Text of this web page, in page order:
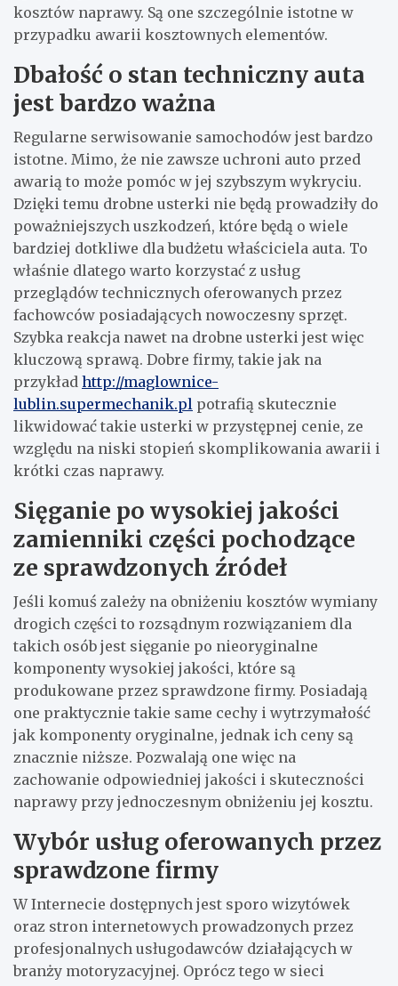
kosztów naprawy. Są one szczególnie istotne w
przypadku awarii kosztownych elementów.
Dbałość o stan techniczny auta
jest bardzo ważna
Regularne serwisowanie samochodów jest bardzo
istotne. Mimo, że nie zawsze uchroni auto przed
awarią to może pomóc w jej szybszym wykryciu.
Dzięki temu drobne usterki nie będą prowadziły do
poważniejszych uszkodzeń, które będą o wiele
bardziej dotkliwe dla budżetu właściciela auta. To
właśnie dlatego warto korzystać z usług
przeglądów technicznych oferowanych przez
fachowców posiadających nowoczesny sprzęt.
Szybka reakcja nawet na drobne usterki jest więc
kluczową sprawą. Dobre firmy, takie jak na
przykład http://maglownice-
lublin.supermechanik.pl potrafią skutecznie
likwidować takie usterki w przystępnej cenie, ze
względu na niski stopień skomplikowania awarii i
krótki czas naprawy.
Sięganie po wysokiej jakości
zamienniki części pochodzące
ze sprawdzonych źródeł
Jeśli komuś zależy na obniżeniu kosztów wymiany
drogich części to rozsądnym rozwiązaniem dla
takich osób jest sięganie po nieoryginalne
komponenty wysokiej jakości, które są
produkowane przez sprawdzone firmy. Posiadają
one praktycznie takie same cechy i wytrzymałość
jak komponenty oryginalne, jednak ich ceny są
znacznie niższe. Pozwalają one więc na
zachowanie odpowiedniej jakości i skuteczności
naprawy przy jednoczesnym obniżeniu jej kosztu.
Wybór usług oferowanych przez
sprawdzone firmy
W Internecie dostępnych jest sporo wizytówek
oraz stron internetowych prowadzonych przez
profesjonalnych usługodawców działających w
branży motoryzacyjnej. Oprócz tego w sieci